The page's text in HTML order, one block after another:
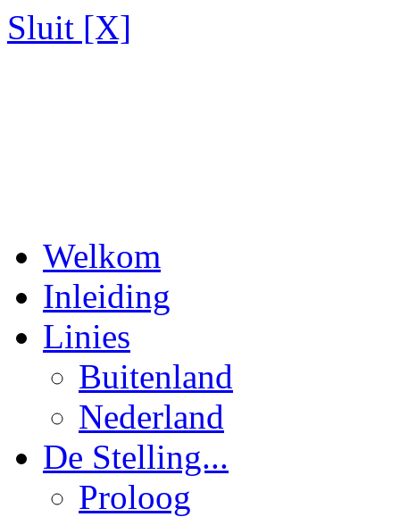
Sluit [X]
Welkom
Inleiding
Linies
Buitenland
Nederland
De Stelling...
Proloog